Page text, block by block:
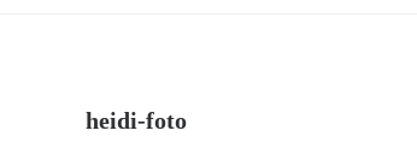
heidi-foto